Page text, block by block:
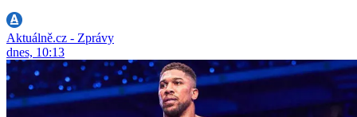
Aktuálně.cz - Zprávy
dnes, 10:13